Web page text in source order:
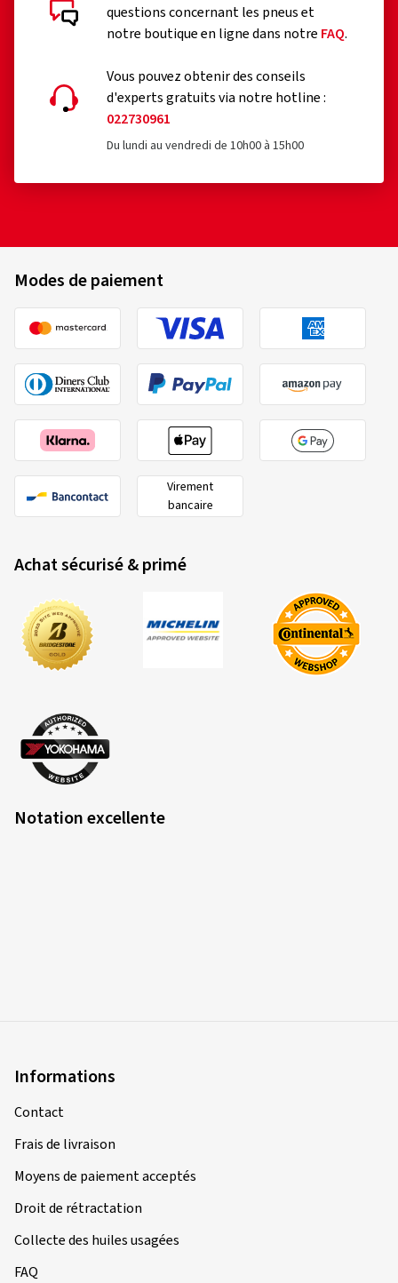
questions concernant les pneus et
notre boutique en ligne dans notre FAQ.
Vous pouvez obtenir des conseils
d'experts gratuits via notre hotline :
022730961
Du lundi au vendredi de 10h00 à 15h00
Modes de paiement
Virement
bancaire
Achat sécurisé & primé
Notation excellente
Informations
Contact
Frais de livraison
Moyens de paiement acceptés
Droit de rétractation
Collecte des huiles usagées
FAQ